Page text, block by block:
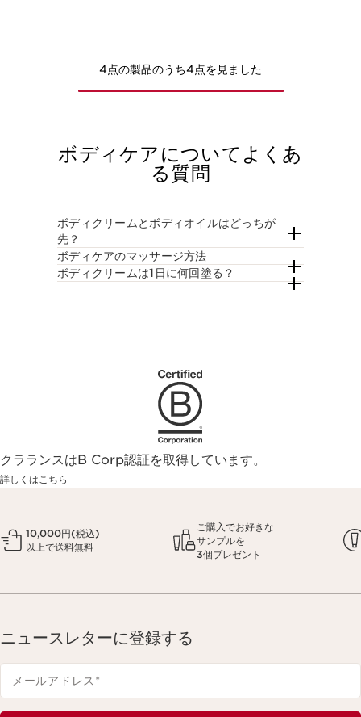
4点の製品のうち4点を見ました
ボディケアについてよくあ
る質問
ボディクリームとボディオイルはどっちが
先？
ボディケアのマッサージ方法
ボディクリームは1日に何回塗る？
クラランスはB Corp認証を取得しています。
詳しくはこちら
10,000円(税込)
以上で送料無料
ご購入でお好きな
サンプルを
3個プレゼント
ニュースレターに登録する
メールアドレス *